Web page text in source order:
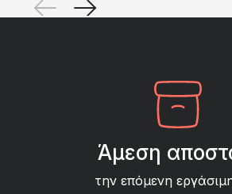
Άμεση
την επόμενη